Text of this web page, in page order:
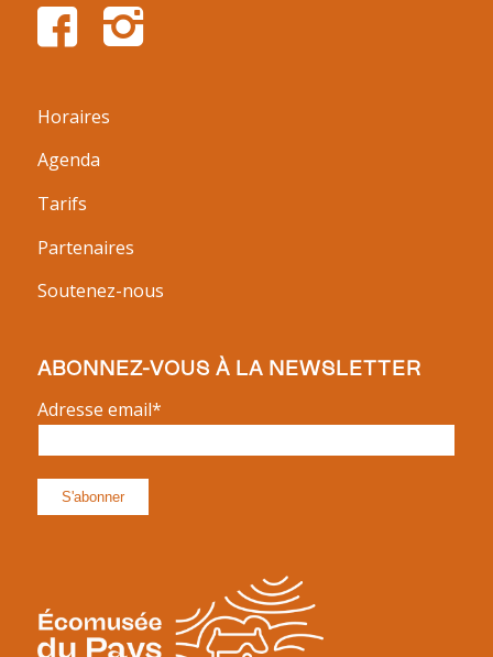
Horaires
Agenda
Tarifs
Partenaires
Soutenez-nous
ABONNEZ-VOUS À LA NEWSLETTER
Adresse email*